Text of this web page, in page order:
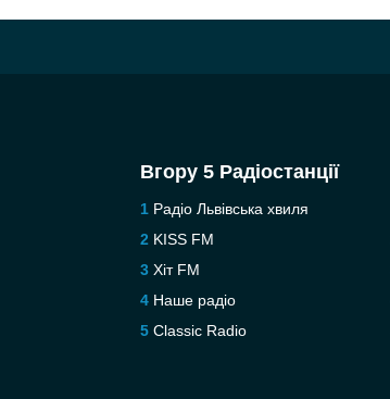
Вгору 5 Радіостанції
Радіо Львівська хвиля
KISS FM
Хіт FM
Наше радіо
Classic Radio